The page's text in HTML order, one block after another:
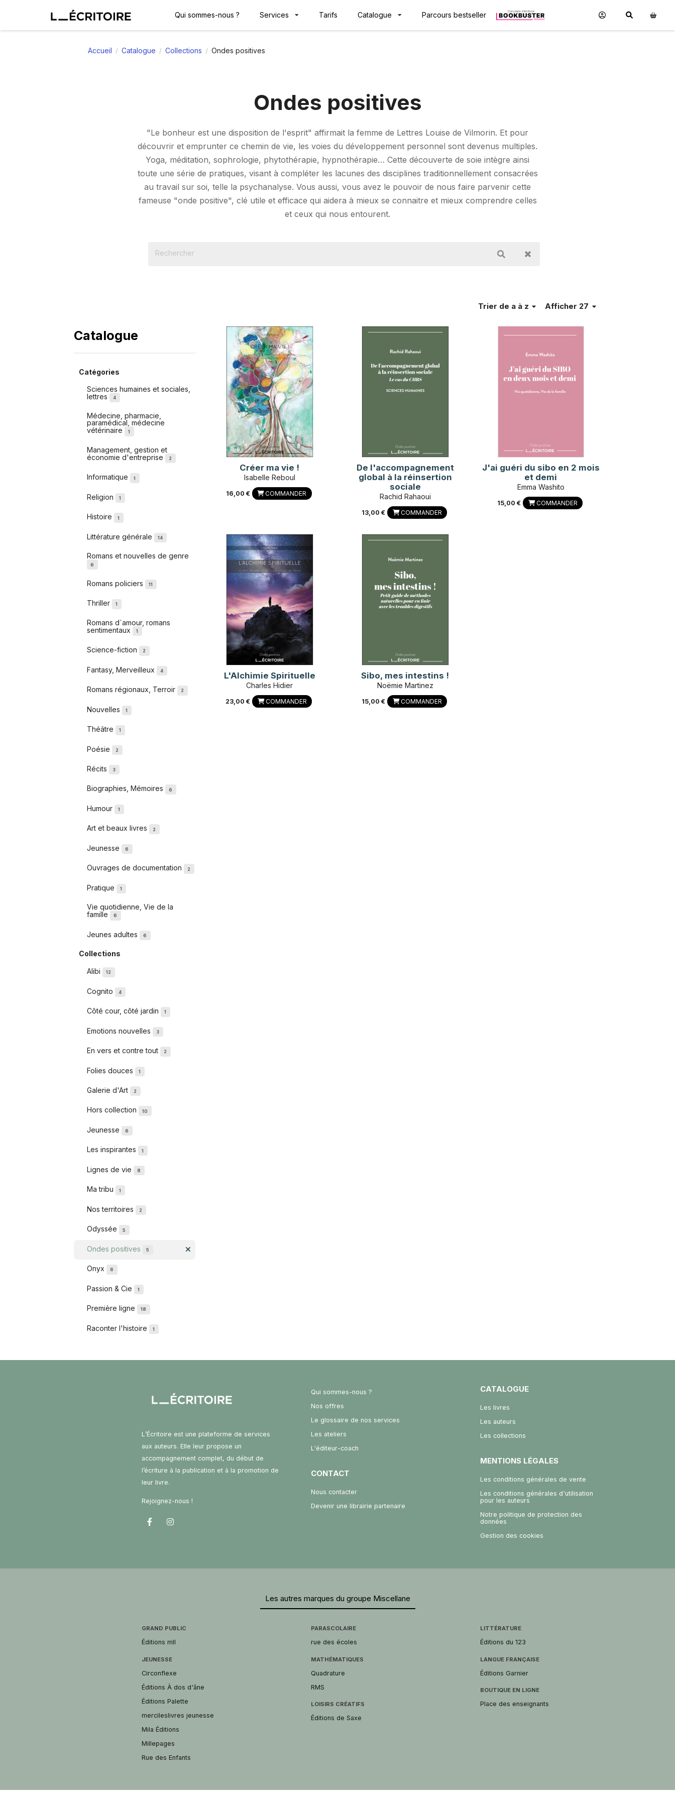
Qui sommes-nous ? Services Tarifs Catalogue Parcours bestseller
Accueil / Catalogue / Collections / Ondes positives
Ondes positives
"Le bonheur est une disposition de l'esprit" affirmait la femme de Lettres Louise de Vilmorin. Et pour
découvrir et emprunter ce chemin de vie, les voies du développement personnel sont devenus multiples.
Yoga, méditation, sophrologie, phytothérapie, hypnothérapie… Cette découverte de soie intègre ainsi
toute une série de pratiques, visant à compléter les lacunes des disciplines traditionnellement consacrées
au travail sur soi, telle la psychanalyse. Vous aussi, vous avez le pouvoir de nous faire parvenir cette
fameuse "onde positive", clé utile et efficace qui aidera à mieux se connaitre et mieux comprendre celles
et ceux qui nous entourent.
Catalogue
Catégories
Sciences humaines et sociales,
lettres
4
Médecine, pharmacie,
paramédical, médecine
vétérinaire
1
Management, gestion et
économie d'entreprise
2
Informatique 1
Religion 1
Histoire 1
Littérature générale 14
Romans et nouvelles de genre
6
Romans policiers 11
Thriller 1
Romans d´amour, romans
sentimentaux
1
Science-fiction 2
Fantasy, Merveilleux 4
Romans régionaux, Terroir 2
Nouvelles 1
Théâtre 1
Poésie 2
Récits 3
Biographies, Mémoires 6
Humour 1
Art et beaux livres 2
Jeunesse 6
Ouvrages de documentation 2
Pratique 1
Vie quotidienne, Vie de la
famille
6
Jeunes adultes 6
Collections
Alibi 12
Cognito 4
Côté cour, côté jardin 1
Emotions nouvelles 3
En vers et contre tout 2
Folies douces 1
Galerie d'Art 2
Hors collection 10
Jeunesse 6
Les inspirantes 1
Lignes de vie 8
Ma tribu 1
Nos territoires 2
Odyssée 5
Ondes positives 5
Onyx 6
Passion & Cie 1
Première ligne 18
Raconter l'histoire 1
Afficher 27
Trier de a à z
Créer ma vie !
Isabelle Reboul
16,00 € COMMANDER
De l'accompagnement
global à la réinsertion
sociale
Rachid Rahaoui
13,00 € COMMANDER
J'ai guéri du sibo en 2 mois
et demi
Emma Washito
15,00 € COMMANDER
L'Alchimie Spirituelle
Charles Hidier
23,00 € COMMANDER
Sibo, mes intestins !
Noëmie Martinez
15,00 € COMMANDER
L’Écritoire est une plateforme de services
aux auteurs. Elle leur propose un
accompagnement complet, du début de
l’écriture à la publication et à la promotion de
leur livre.
Rejoignez-nous !
Qui sommes-nous ?
Nos offres
Le glossaire de nos services
Les ateliers
L'éditeur-coach
CONTACT
Nous contacter
Devenir une librairie partenaire
CATALOGUE
Les livres
Les auteurs
Les collections
MENTIONS LÉGALES
Les conditions générales de vente
Les conditions générales d'utilisation
pour les auteurs
Notre politique de protection des
données
Gestion des cookies
Les autres marques du groupe Miscellane
GRAND PUBLIC
Éditions mll
JEUNESSE
Circonflexe
Éditions À dos d'âne
Éditions Palette
mercileslivres jeunesse
Mila Éditions
Millepages
Rue des Enfants
PARASCOLAIRE
rue des écoles
MATHÉMATIQUES
Quadrature
RMS
LOISIRS CRÉATIFS
Éditions de Saxe
LITTÉRATURE
Éditions du 123
LANGUE FRANÇAISE
Éditions Garnier
BOUTIQUE EN LIGNE
Place des enseignants